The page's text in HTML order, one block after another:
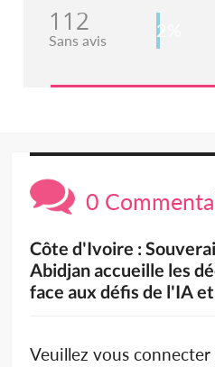
112
Sans avis 2%
0
Côte d'Ivoire :
Abidjan accueille les
face aux défis de l'IA
Veuillez vous